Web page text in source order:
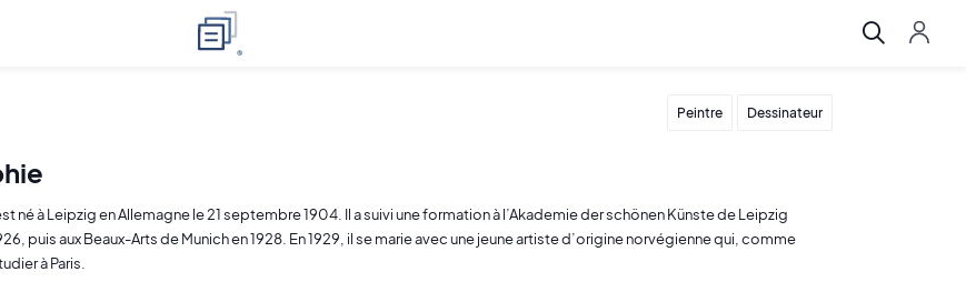
Peintre Dessinateur
né à Leipzig en Allemagne le 21 septembre 1904. Il a suivi une formation à l’Akademie der schönen Künste de Leipzig
puis aux Beaux-Arts de Munich en 1928. En 1929, il se marie avec une jeune artiste d’origine norvégienne qui, comme
à Paris.